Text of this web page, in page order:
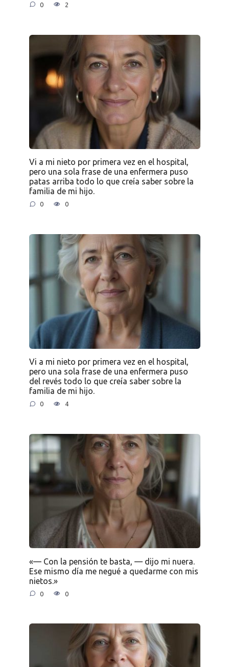
0 2
Vi a mi nieto por primera vez en el hospital,
pero una sola frase de una enfermera puso
patas arriba todo lo que creía saber sobre la
familia de mi hijo.
0 0
Vi a mi nieto por primera vez en el hospital,
pero una sola frase de una enfermera puso
del revés todo lo que creía saber sobre la
familia de mi hijo.
0 4
«— Con la pensión te basta, — dijo mi nuera.
Ese mismo día me negué a quedarme con mis
nietos.»
0 0